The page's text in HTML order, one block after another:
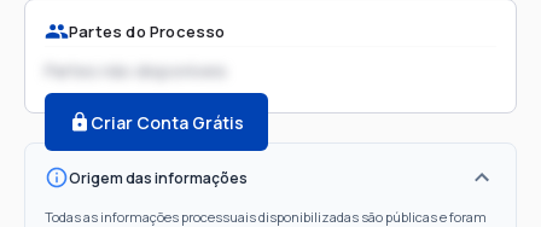
Partes do Processo
Partes não disponíveis
Criar Conta Grátis
Origem das informações
Todas as informações processuais disponibilizadas são públicas e foram